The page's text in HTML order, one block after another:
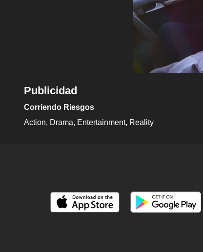
Publicidad
Corriendo Riesgos
Action
Drama Entertainment Reality